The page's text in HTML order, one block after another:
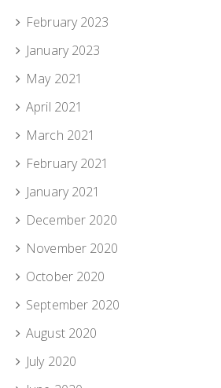
February 2023
January 2023
May 2021
April 2021
March 2021
February 2021
January 2021
December 2020
November 2020
October 2020
September 2020
August 2020
July 2020